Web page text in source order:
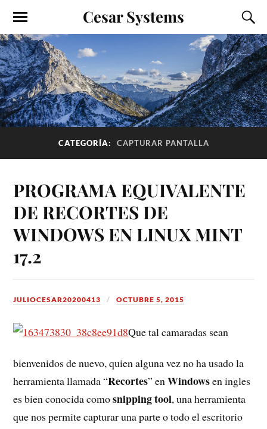
Cesar Systems
CATEGORÍA: CAPTURAR PANTALLA
PROGRAMA EQUIVALENTE
DE RECORTES DE
WINDOWS EN LINUX MINT
17.2
JULIOCESAR20200413 OCTUBRE 5, 2015
Que tal camaradas sean
bienvenidos de nuevo, quien alguna vez no ha usado la
herramienta llamada “Recortes” enWindowsen ingles
es bien conocida comosnipping tool, una herramienta
que nos permite capturar una parte o todo el escritorio